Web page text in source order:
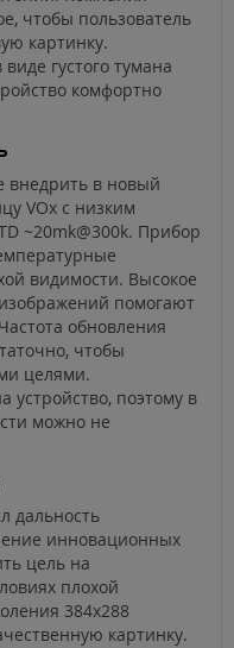
чтобы пользователь
картинку.
густого тумана
комфортно
внедрить в новый
VOx с низким
~20mk@300k. Прибор
видимости. Высокое
помогают
обновления
чтобы
целями.
устройство, поэтому в
можно не
дальность
инновационных
цель на
плохой
384x288
картинку.